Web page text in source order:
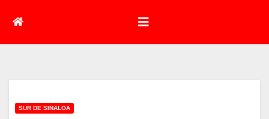
SUR DE SINALOA